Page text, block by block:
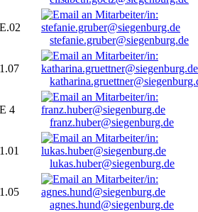
E.02
stefanie.gruber@siegenburg.de
1.07
E 4
franz.huber@siegenburg.de
1.01
lukas.huber@siegenburg.de
1.05
agnes.hund@siegenburg.de